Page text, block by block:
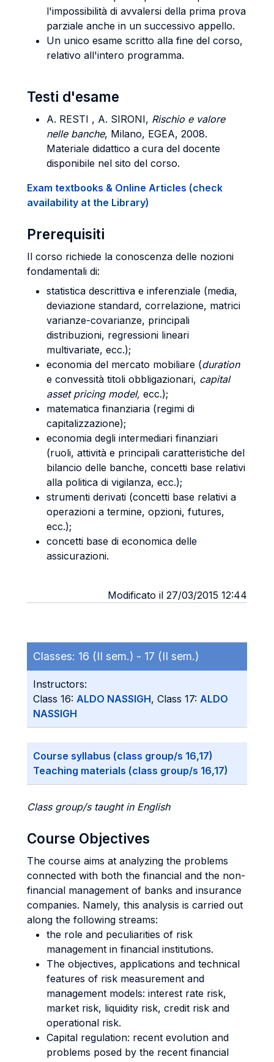
l'impossibilità di avvalersi della prima prova
parziale anche in un successivo appello.
Un unico esame scritto alla fine del corso,
relativo all'intero programma.
Testi d'esame
A. RESTI , A. SIRONI, Rischio e valore
nelle banche, Milano, EGEA, 2008.
Materiale didattico a cura del docente
disponibile nel sito del corso.
Exam textbooks & Online Articles (check
availability at the Library)
Prerequisiti
Il corso richiede la conoscenza delle nozioni
fondamentali di:
statistica descrittiva e inferenziale (media,
deviazione standard, correlazione, matrici
varianze-covarianze, principali
distribuzioni, regressioni lineari
multivariate, ecc.);
economia del mercato mobiliare (duration
e convessità titoli obbligazionari, capital
asset pricing model, ecc.);
matematica finanziaria (regimi di
capitalizzazione);
economia degli intermediari finanziari
(ruoli, attività e principali caratteristiche del
bilancio delle banche, concetti base relativi
alla politica di vigilanza, ecc.);
strumenti derivati (concetti base relativi a
operazioni a termine, opzioni, futures,
ecc.);
concetti base di economica delle
assicurazioni.
Modificato il 27/03/2015 12:44
Classes: 16 (II sem.) - 17 (II sem.)
Instructors:
Class 16: ALDO NASSIGH, Class 17: ALDO
NASSIGH
Course syllabus (class group/s 16,17)
Teaching materials (class group/s 16,17)
Class group/s taught in English
Course Objectives
The course aims at analyzing the problems
connected with both the financial and the non-
financial management of banks and insurance
companies. Namely, this analysis is carried out
along the following streams:
the role and peculiarities of risk
management in financial institutions.
The objectives, applications and technical
features of risk measurement and
management models: interest rate risk,
market risk, liquidity risk, credit risk and
operational risk.
Capital regulation: recent evolution and
problems posed by the recent financial